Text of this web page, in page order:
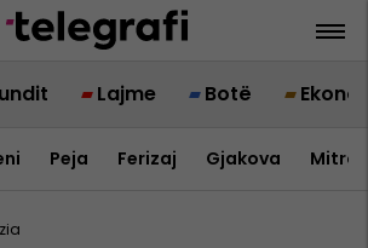
Lajme Botë
Peja Ferizaj Gjakova